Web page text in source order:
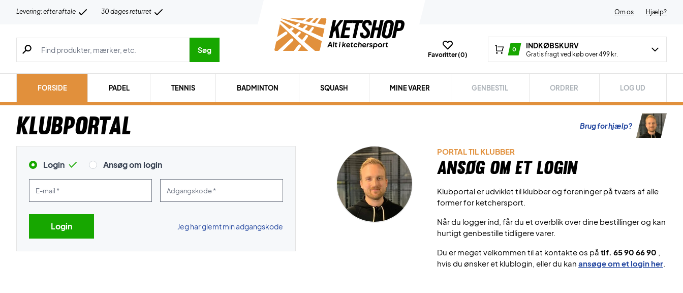
Levering: efter aftale 30 dages returret Om os Hjælp?
Søg efter produkter, mærker etc.
Søg
Favoritter (0)
0 INDKØBSKURV
Gratis fragt ved køb over 499 kr.
FORSIDE PADEL TENNIS BADMINTON SQUASH MINE VARER GENBESTIL ORDRER LOG UD
Klubportal Brug for hjælp?
Login Ansøg om login
Jeg har glemt min adgangskode
PORTAL TIL KLUBBER
Ansøg om et login
Klubportal er udviklet til klubber og foreninger på tværs af alle
former for ketchersport.
Når du logger ind, får du et overblik over dine bestillinger og kan
hurtigt genbestille tidligere varer.
Du er meget velkommen til at kontakte os på tlf. 65 90 66 90
hvis du ønsker et klublogin, eller du kan ansøge om et login her